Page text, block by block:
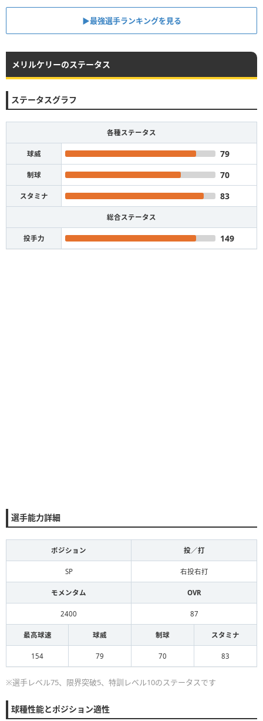
▶︎最強選手ランキングを見る
メリルケリーのステータス
ステータスグラフ
各種ステータス
球威 79
制球 70
スタミナ 83
総合ステータス
投手力 149
選手能力詳細
ポジション 投／打
SP 右投右打
モメンタム OVR
2400 87
最高球速 球威 制球 スタミナ
154 79 70 83
※選手レベル75、限界突破5、特訓レベル10のステータスです
球種性能とポジション適性